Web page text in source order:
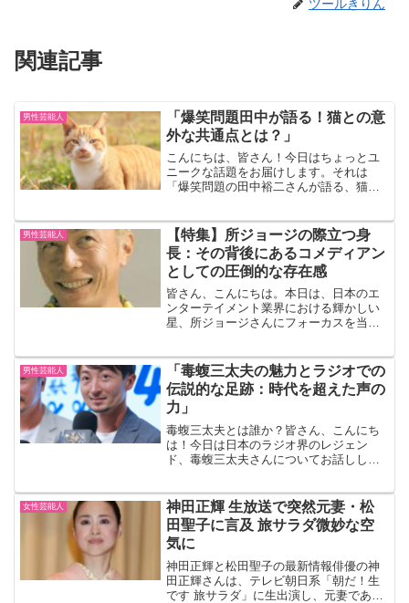
ツールきりん
関連記事
男性芸能人
「爆笑問題田中が語る！猫との意
外な共通点とは？」
こんにちは、皆さん！今日はちょっとユ
ニークな話題をお届けします。それは
「爆笑問題の田中裕二さんが語る、猫と
好きとしても知られています。今回はそ
んな田中さんが感じる、猫と...
男性芸能人
【特集】所ジョージの際立つ身
長：その背後にあるコメディアン
としての圧倒的な存在感
皆さん、こんにちは。本日は、日本のエ
ンターテイメント業界における輝かしい
星、所ジョージさんにフォーカスを当て
なくないでしょう。所ジョージさんの
人々を惹きつける存在感は、...
男性芸能人
「毒蝮三太夫の魅力とラジオでの
伝説的な足跡：時代を超えた声の
力」
毒蝮三太夫とは誰か？皆さん、こんにち
は！今日は日本のラジオ界のレジェン
ド、毒蝮三太夫さんについてお話ししま
多くの日本人に親しまれています。彼の
キャリアは、1960年...
女性芸能人
神田正輝 生放送で突然元妻・松
田聖子に言及 旅サラダ微妙な空
気に
神田正輝と松田聖子の最新情報俳優の神
田正輝さんは、テレビ朝日系「朝だ！生
です 旅サラダ」に生出演し、元妻である